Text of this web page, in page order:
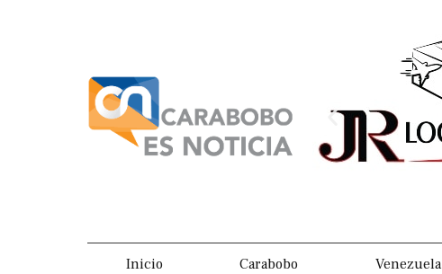
Previous
slide
Inicio Carabobo Venezuela